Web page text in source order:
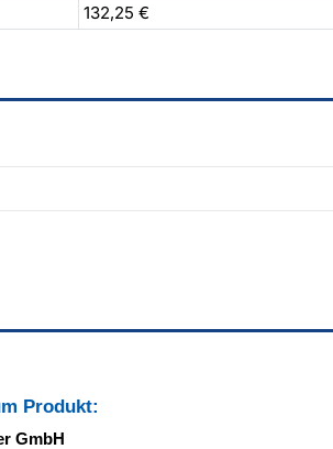
132,25 €
Produkt:
GmbH